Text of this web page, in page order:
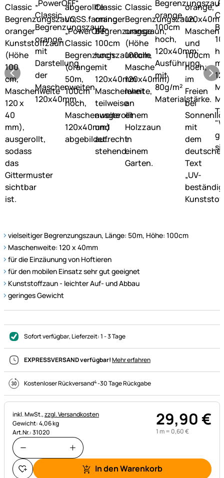
vielseitiger Begrenzungszaun, Länge: 50m, Höhe: 100cm
Maschenweite: 120 x 40mm
für die Einzäunung von Hoftieren
für den mobilen Einsatz sehr gut geeignet
Kunststoffzaun - leichter Auf- und Abbau
geringes Gewicht
Sofort verfügbar, Lieferzeit:1 - 3 Tage
EXPRESSVERSAND verfügbar!Mehr erfahren
Kostenloser Rückversand4-30 Tage Rückgabe
Steuerhinweis:
inkl. MwSt.,zzgl. Versandkosten
Gewicht: 4,06 kg
Art.Nr.: 31020
29,90€
1 m = 0,60€
In den Warenkorb